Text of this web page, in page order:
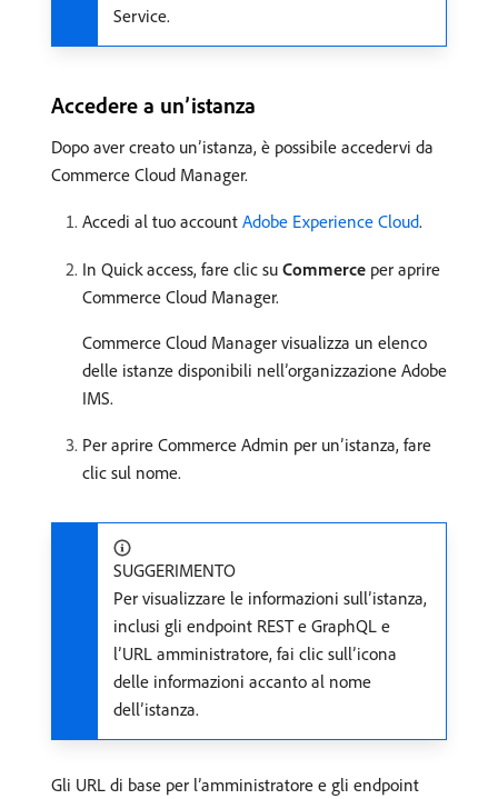
Service.
Accedere a un’istanza
Dopo aver creato un’istanza, è possibile accedervi da
Commerce Cloud Manager.
Accedi al tuo account Adobe Experience Cloud.
In Quick access, fare clic su Commerce per aprire
Commerce Cloud Manager.
Commerce Cloud Manager visualizza un elenco
delle istanze disponibili nell’organizzazione Adobe
IMS.
Per aprire Commerce Admin per un’istanza, fare
clic sul nome.
SUGGERIMENTO
Per visualizzare le informazioni sull’istanza,
inclusi gli endpoint REST e GraphQL e
l’URL amministratore, fai clic sull’icona
delle informazioni accanto al nome
dell’istanza.
Gli URL di base per l’amministratore e gli endpoint